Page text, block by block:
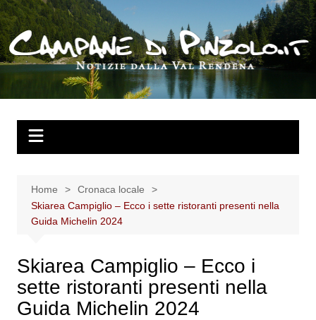
Salta
al
contenuto
Home
Cronaca locale
Skiarea Campiglio – Ecco i sette ristoranti presenti nella
Guida Michelin 2024
Skiarea Campiglio – Ecco i
sette ristoranti presenti nella
Guida Michelin 2024